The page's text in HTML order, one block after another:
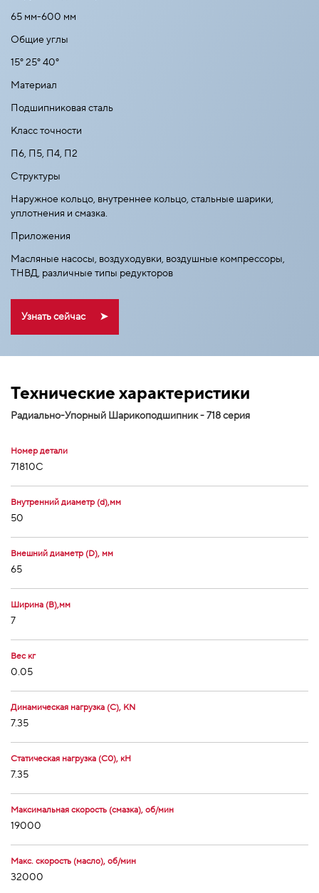
65 мм-600 мм
Общие углы
15° 25° 40°
Материал
Подшипниковая сталь
Класс точности
П6, П5, П4, П2
Структуры
Наружное кольцо, внутреннее кольцо, стальные шарики,
уплотнения и смазка.
Приложения
Mасляные насосы, воздуходувки, воздушные компрессоры,
ТНВД, различные типы редукторов
Узнать сейчас ➤
Технические характеристики
Радиально-Упорный Шарикоподшипник - 718 серия
Номер детали
71810C
Внутренний диаметр (d),мм
50
Внешний диаметр (D), мм
65
Ширина (В),мм
7
Вес кг
0.05
Динамическая нагрузка (С), KN
7.35
Статическая нагрузка (С0), кН
7.35
Максимальная скорость (смазка), об/мин
19000
Макс. скорость (масло), об/мин
32000